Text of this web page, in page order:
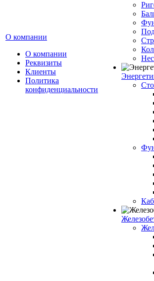
О компании
О компании
Реквизиты
Клиенты
Политика
конфиденциальности